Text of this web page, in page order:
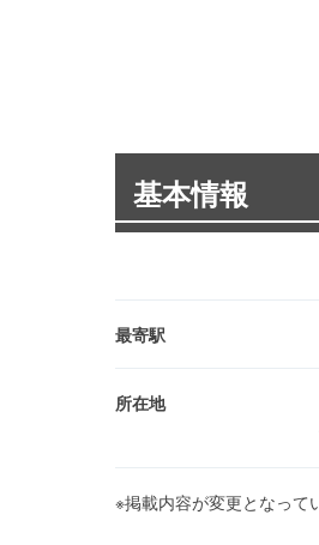
基本情報
最寄駅
所在地
※掲載内容が変更となって